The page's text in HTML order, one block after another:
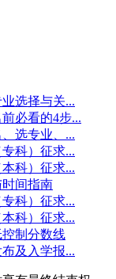
选择与关...
必看的4步...
选专业、...
科）征求...
科）征求...
间指南
科）征求...
科）征求...
制分数线
及入学报...